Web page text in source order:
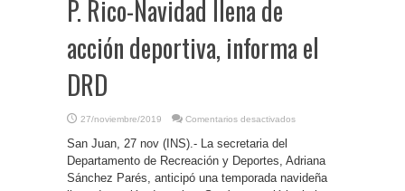
P. Rico-Navidad llena de
acción deportiva, informa el
DRD
27/noviembre/2019 Comentarios desactivados
llena
de
acción
San Juan, 27 nov (INS).- La secretaria del
Departamento de Recreación y Deportes, Adriana
Sánchez Parés, anticipó una temporada navideña